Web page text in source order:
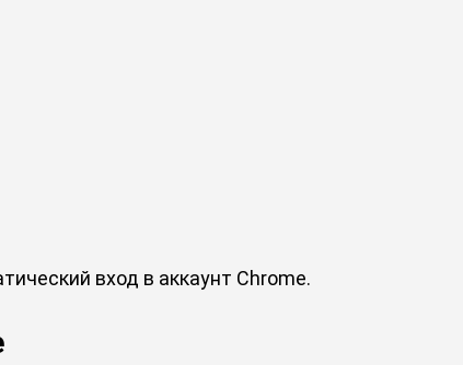
вход в аккаунт Chrome.